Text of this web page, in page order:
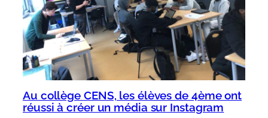
Au collège CENS, les élèves de 4ème ont
réussi à créer un média sur Instagram